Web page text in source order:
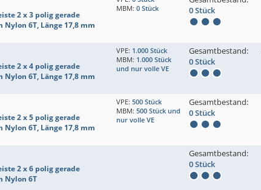
2 x 3 polig gerade
Nylon 6T, Länge 17,8 mm
MBM: 0 Stück
0 Stück
2 x 4 polig gerade
Nylon 6T, Länge 17,8 mm
VPE: 1.000 Stück
MBM: 1.000 Stück
und nur volle VE
Gesamtbestand:
0 Stück
2 x 5 polig gerade
Nylon 6T, Länge 17,8 mm
VPE: 500 Stück
MBM: 500 Stück und
nur volle VE
Gesamtbestand:
0 Stück
2 x 6 polig gerade
Nylon 6T
Gesamtbestand:
0 Stück